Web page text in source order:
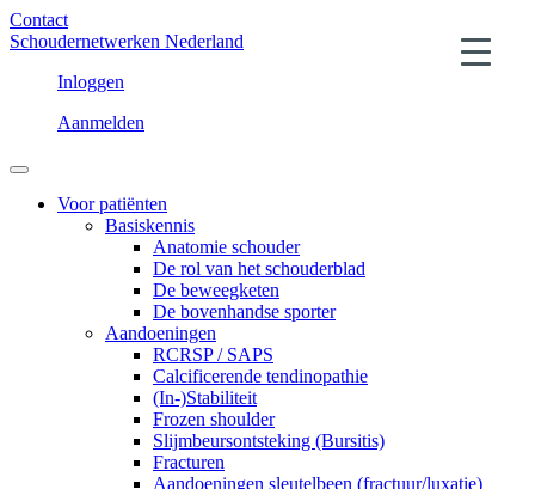
Contact
Schoudernetwerken Nederland
Inloggen
Aanmelden
Voor patiënten
Basiskennis
Anatomie schouder
De rol van het schouderblad
De beweegketen
De bovenhandse sporter
Aandoeningen
RCRSP / SAPS
Calcificerende tendinopathie
(In-)Stabiliteit
Frozen shoulder
Slijmbeursontsteking (Bursitis)
Fracturen
Aandoeningen sleutelbeen (fractuur/luxatie)